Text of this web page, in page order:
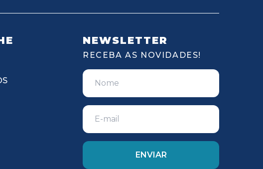
NEWSLETTER
RECEBA AS NOVIDADES!